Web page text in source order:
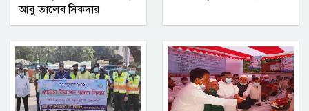
ডাকাতি, আহত ৫
নারী ও শিশু নির্যাতন বন্ধে নীরবতা নয়, চাই
সম্মিলিত উদ্যোগ
আবু তালেব সিকদার